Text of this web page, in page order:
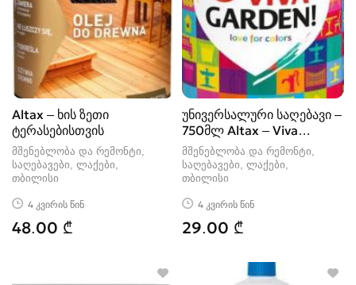
Altax – ხის ზეთი
ტერასებისთვის
მშენებლობა და რემონტი,
საღებავები, ლაქები
თბილისი
4 კვირის წინ
48.00 ₾
უნივერსალური საღებავი –
750მლ Altax – Viva
Garden
მშენებლობა და რემონტი,
საღებავები, ლაქები
თბილისი
4 კვირის წინ
29.00 ₾